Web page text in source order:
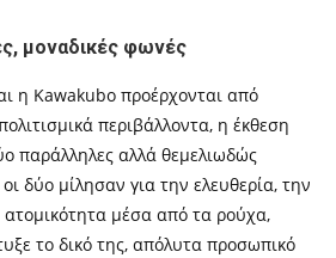
μοναδικές φωνές
η Kawakubo προέρχονται από
περιβάλλοντα, η έκθεση
παράλληλες αλλά θεμελιωδώς
δύο μίλησαν για την ελευθερία, την
μέσα από τα ρούχα,
το δικό της, απόλυτα προσωπικό